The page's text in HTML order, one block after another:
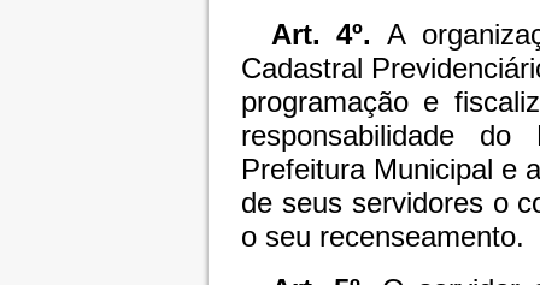
Art. 4º. A
Cadastral
programação e
responsabilidade
Prefeitura Municipal e
de seus servidores o
o seu recenseamento.